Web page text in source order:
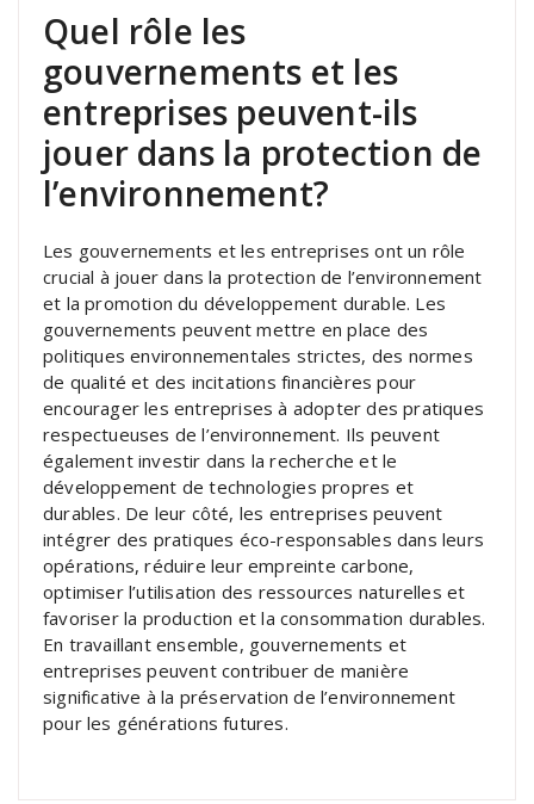
Quel rôle les
gouvernements et les
entreprises peuvent-ils
jouer dans la protection de
l’environnement?
Les gouvernements et les entreprises ont un rôle
crucial à jouer dans la protection de l’environnement
et la promotion du développement durable. Les
gouvernements peuvent mettre en place des
politiques environnementales strictes, des normes
de qualité et des incitations financières pour
encourager les entreprises à adopter des pratiques
respectueuses de l’environnement. Ils peuvent
également investir dans la recherche et le
développement de technologies propres et
durables. De leur côté, les entreprises peuvent
intégrer des pratiques éco-responsables dans leurs
opérations, réduire leur empreinte carbone,
optimiser l’utilisation des ressources naturelles et
favoriser la production et la consommation durables.
En travaillant ensemble, gouvernements et
entreprises peuvent contribuer de manière
significative à la préservation de l’environnement
pour les générations futures.